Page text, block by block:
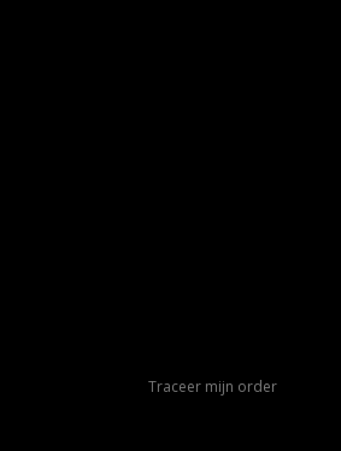
Traceer mijn order